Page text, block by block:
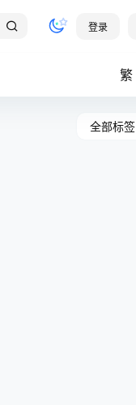
登录
繁
全部标签